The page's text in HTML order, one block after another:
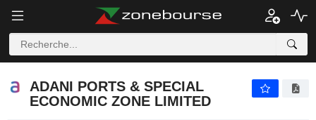
ADANI PORTS & SPECIAL
ECONOMIC ZONE LIMITED